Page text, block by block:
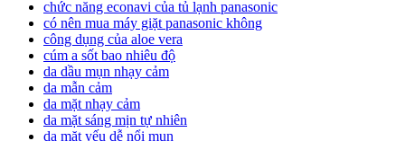
chức năng econavi của tủ lạnh panasonic
có nên mua máy giặt panasonic không
công dụng của aloe vera
cúm a sốt bao nhiêu độ
da dầu mụn nhạy cảm
da mẫn cảm
da mặt nhạy cảm
da mặt sáng mịn tự nhiên
da mặt yếu dễ nổi mụn